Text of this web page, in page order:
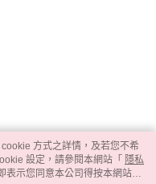
方式之詳情，及若您不希
設定，請參閱本網站「 隱私
表示您同意本公司得按本網站使